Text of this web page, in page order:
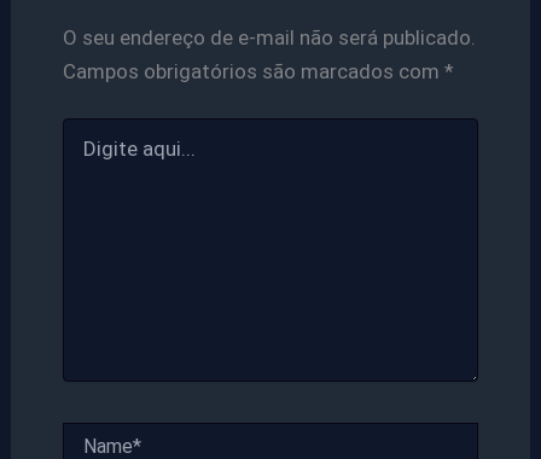
O seu endereço de e-mail não será publicado.
Campos obrigatórios são marcados com *
aqui...